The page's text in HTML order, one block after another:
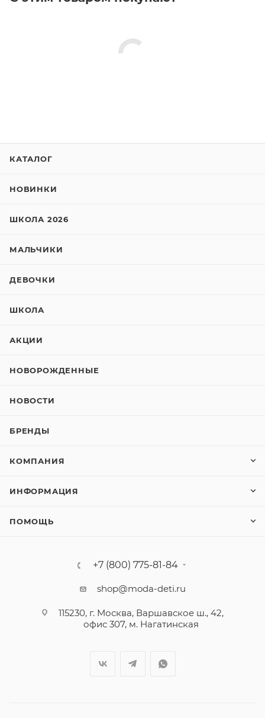
КАТАЛОГ
НОВИНКИ
ШКОЛА 2026
МАЛЬЧИКИ
ДЕВОЧКИ
ШКОЛА
АКЦИИ
НОВОРОЖДЕННЫЕ
НОВОСТИ
БРЕНДЫ
КОМПАНИЯ
ИНФОРМАЦИЯ
ПОМОЩЬ
+7 (800) 775-81-84
shop@moda-deti.ru
115230, г. Москва, Варшавское ш., 42,
офис 307, м. Нагатинская